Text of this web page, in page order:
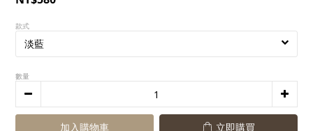
款式
數量
加入購物車 立即購買